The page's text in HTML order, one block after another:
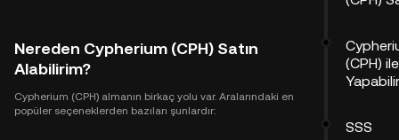
Nereden Cypherium (CPH) Satın
Alabilirim?
Cypherium (CPH) almanın birkaç yolu var. Aralarındaki en
popüler seçeneklerden bazıları şunlardır:
(CPH)
SSS